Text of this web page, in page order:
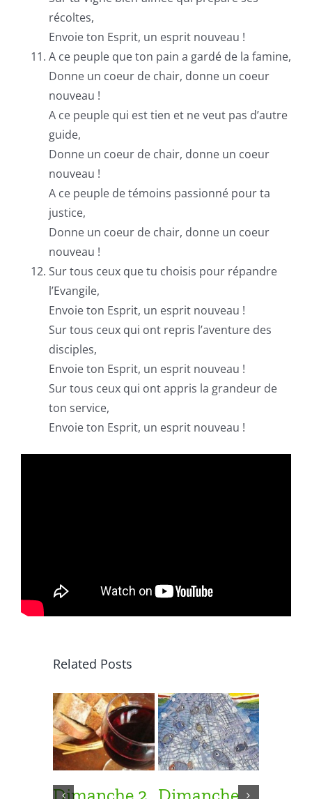
récoltes,
Envoie ton Esprit, un esprit nouveau !
A ce peuple que ton pain a gardé de la famine,
Donne un coeur de chair, donne un coeur
nouveau !
A ce peuple qui est tien et ne veut pas d’autre
guide,
Donne un coeur de chair, donne un coeur
nouveau !
A ce peuple de témoins passionné pour ta
justice,
Donne un coeur de chair, donne un coeur
nouveau !
Sur tous ceux que tu choisis pour répandre
l’Evangile,
Envoie ton Esprit, un esprit nouveau !
Sur tous ceux qui ont repris l’aventure des
disciples,
Envoie ton Esprit, un esprit nouveau !
Sur tous ceux qui ont appris la grandeur de
ton service,
Envoie ton Esprit, un esprit nouveau !
Related Posts